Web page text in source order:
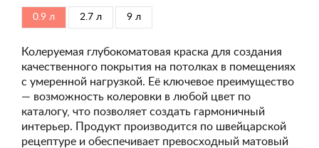
0.9 л 2.7 л 9 л
Колеруемая глубокоматовая краска для создания
качественного покрытия на потолках в помещениях
с умеренной нагрузкой. Её ключевое преимущество
— возможность колеровки в любой цвет по
каталогу, что позволяет создать гармоничный
интерьер. Продукт производится по швейцарской
рецептуре и обеспечивает превосходный матовый